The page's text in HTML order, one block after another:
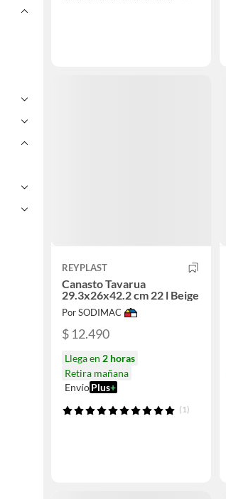
REYPLAST
Canasto Tavarua
29.3x26x42.2 cm 22 l Beige
Por SODIMAC
$ 12.490
Llega en 2 horas
Retira mañana
EnvíoPlus+
(1)